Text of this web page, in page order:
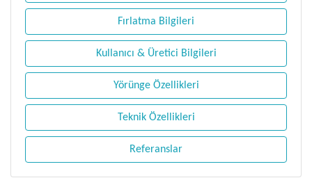
Fırlatma Bilgileri
Kullanıcı & Üretici Bilgileri
Yörünge Özellikleri
Teknik Özellikleri
Referanslar